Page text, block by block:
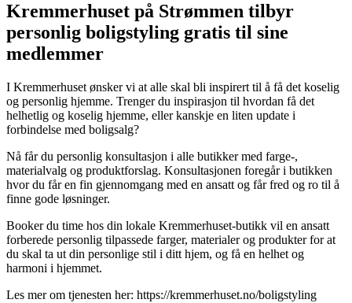
Kremmerhuset på Strømmen tilbyr
personlig boligstyling gratis til sine
medlemmer
I Kremmerhuset ønsker vi at alle skal bli inspirert til å få det koselig
og personlig hjemme. Trenger du inspirasjon til hvordan få det
helhetlig og koselig hjemme, eller kanskje en liten update i
forbindelse med boligsalg?
Nå får du personlig konsultasjon i alle butikker med farge-,
materialvalg og produktforslag. Konsultasjonen foregår i butikken
hvor du får en fin gjennomgang med en ansatt og får fred og ro til å
finne gode løsninger.
Booker du time hos din lokale Kremmerhuset-butikk vil en ansatt
forberede personlig tilpassede farger, materialer og produkter for at
du skal ta ut din personlige stil i ditt hjem, og få en helhet og
harmoni i hjemmet.
Les mer om tjenesten her: https://kremmerhuset.no/boligstyling